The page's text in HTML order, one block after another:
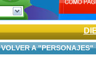
VOLVER A "PERSONAJES"